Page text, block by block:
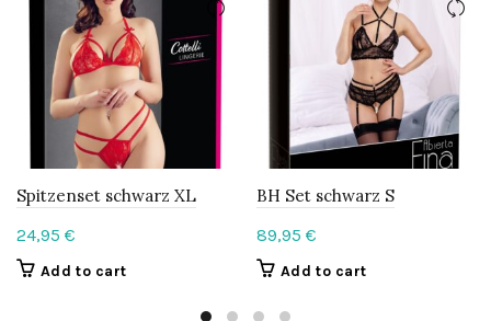
Spitzenset schwarz XL
24,95 €
Add to cart
BH Set schwarz S
89,95 €
Add to cart